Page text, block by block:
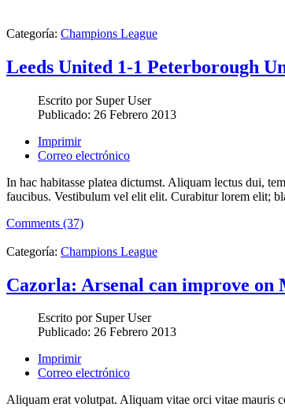
Categoría: Champions League
Leeds United 1-1 Peterborough
Escrito por Super User
Publicado: 26 Febrero 2013
Imprimir
Correo electrónico
In hac habitasse platea dictumst. Aliquam lectus dui,
faucibus. Vestibulum vel elit elit. Curabitur lorem elit;
Comments (37)
Categoría: Champions League
Cazorla: Arsenal can improve on
Escrito por Super User
Publicado: 26 Febrero 2013
Imprimir
Correo electrónico
Aliquam erat volutpat. Aliquam vitae orci vitae mauris